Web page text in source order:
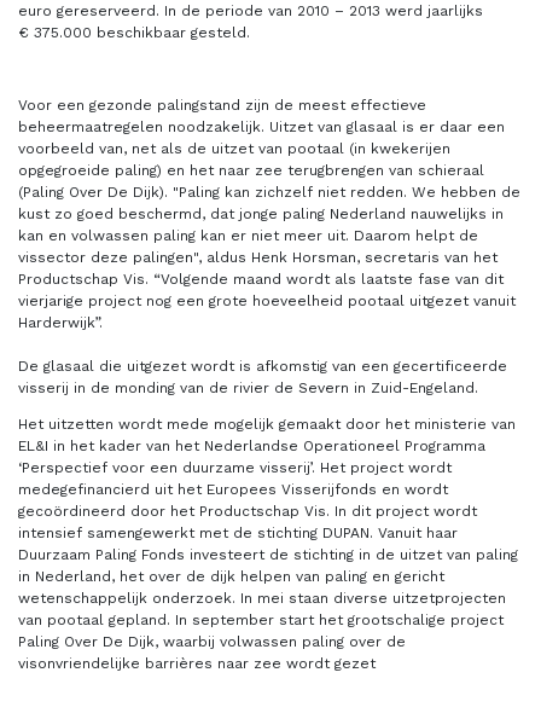
euro gereserveerd. In de periode van 2010 – 2013 werd jaarlijks
€ 375.000 beschikbaar gesteld.
Voor een gezonde palingstand zijn de meest effectieve
beheermaatregelen noodzakelijk. Uitzet van glasaal is er daar een
voorbeeld van, net als de uitzet van pootaal (in kwekerijen
opgegroeide paling) en het naar zee terugbrengen van schieraal
(Paling Over De Dijk). "Paling kan zichzelf niet redden. We hebben de
kust zo goed beschermd, dat jonge paling Nederland nauwelijks in
kan en volwassen paling kan er niet meer uit. Daarom helpt de
vissector deze palingen", aldus Henk Horsman, secretaris van het
Productschap Vis. “Volgende maand wordt als laatste fase van dit
vierjarige project nog een grote hoeveelheid pootaal uitgezet vanuit
Harderwijk”.
De glasaal die uitgezet wordt is afkomstig van een gecertificeerde
visserij in de monding van de rivier de Severn in Zuid-Engeland.
Het uitzetten wordt mede mogelijk gemaakt door het ministerie van
EL&I in het kader van het Nederlandse Operationeel Programma
‘Perspectief voor een duurzame visserij’. Het project wordt
medegefinancierd uit het Europees Visserijfonds en wordt
gecoördineerd door het Productschap Vis. In dit project wordt
intensief samengewerkt met de stichting DUPAN. Vanuit haar
Duurzaam Paling Fonds investeert de stichting in de uitzet van paling
in Nederland, het over de dijk helpen van paling en gericht
wetenschappelijk onderzoek. In mei staan diverse uitzetprojecten
van pootaal gepland. In september start het grootschalige project
Paling Over De Dijk, waarbij volwassen paling over de
visonvriendelijke barrières naar zee wordt gezet